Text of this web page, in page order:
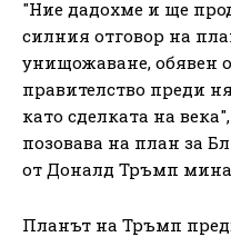
"Ние дадохме и ще
силния отговор на
унищожаване, обявен
правителство преди
като сделката на
позовава на план за
от Доналд Тръмп
Планът на Тръмп